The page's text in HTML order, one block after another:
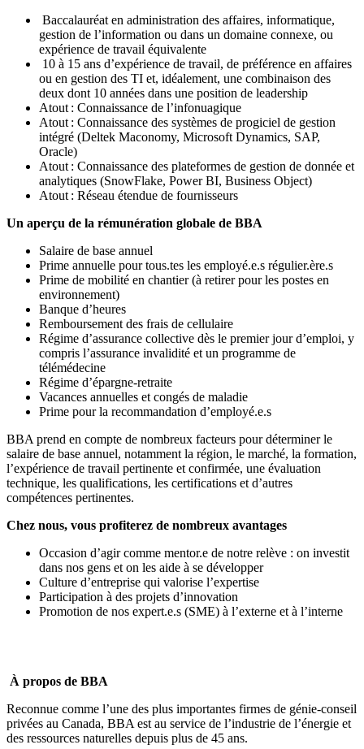
Baccalauréat en administration des affaires, informatique,
gestion de l’information ou dans un domaine connexe, ou
expérience de travail équivalente
10 à 15 ans d’expérience de travail, de préférence en affaires
ou en gestion des TI et, idéalement, une combinaison des
deux dont 10 années dans une position de leadership
Atout : Connaissance de l’infonuagique
Atout : Connaissance des systèmes de progiciel de gestion
intégré (Deltek Maconomy, Microsoft Dynamics, SAP,
Oracle)
Atout : Connaissance des plateformes de gestion de donnée et
analytiques (SnowFlake, Power BI, Business Object)
Atout : Réseau étendue de fournisseurs
Un aperçu de la rémunération globale de BBA
Salaire de base annuel
Prime annuelle pour tous.tes les employé.e.s régulier.ère.s
Prime de mobilité en chantier (à retirer pour les postes en
environnement)
Banque d’heures
Remboursement des frais de cellulaire
Régime d’assurance collective dès le premier jour d’emploi, y
compris l’assurance invalidité et un programme de
télémédecine
Régime d’épargne-retraite
Vacances annuelles et congés de maladie
Prime pour la recommandation d’employé.e.s
BBA prend en compte de nombreux facteurs pour déterminer le
salaire de base annuel, notamment la région, le marché, la formation,
l’expérience de travail pertinente et confirmée, une évaluation
technique, les qualifications, les certifications et d’autres
compétences pertinentes.
Chez nous, vous profiterez de nombreux avantages
Occasion d’agir comme mentor.e de notre relève : on investit
dans nos gens et on les aide à se développer
Culture d’entreprise qui valorise l’expertise
Participation à des projets d’innovation
Promotion de nos expert.e.s (SME) à l’externe et à l’interne
À propos de BBA
Reconnue comme l’une des plus importantes firmes de génie-conseil
privées au Canada, BBA est au service de l’industrie de l’énergie et
des ressources naturelles depuis plus de 45 ans.